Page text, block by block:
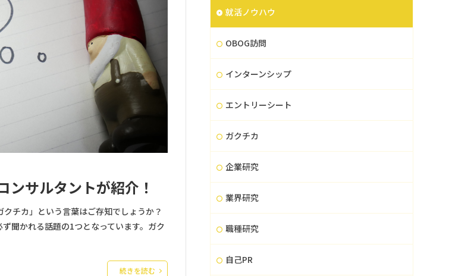
ンサルタントが紹介！
チカ」という言葉はご存知でしょうか？
聞かれる話題の1つとなっています。ガク
続きを読む
就活ノウハウ
OBOG訪問
インターンシップ
エントリーシート
ガクチカ
企業研究
業界研究
職種研究
自己PR